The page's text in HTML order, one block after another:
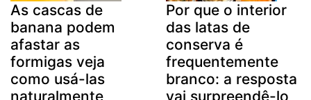
As cascas de
banana podem
afastar as
formigas veja
como usá-las
naturalmente
Por que o interior
das latas de
conserva é
frequentemente
branco: a resposta
vai surpreendê-lo